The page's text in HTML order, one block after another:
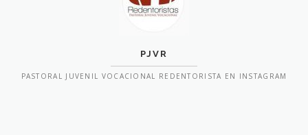
PJVR
PASTORAL JUVENIL VOCACIONAL REDENTORISTA EN INSTAGRAM